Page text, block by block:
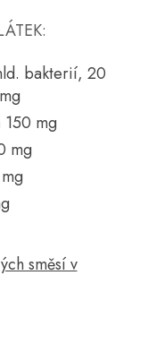
bakterií, 20
150 mg
mg